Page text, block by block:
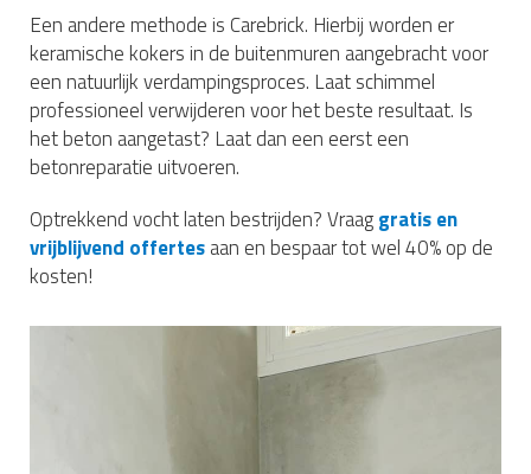
Een andere methode is Carebrick. Hierbij worden er
keramische kokers in de buitenmuren aangebracht voor
een natuurlijk verdampingsproces. Laat schimmel
professioneel verwijderen voor het beste resultaat. Is
het beton aangetast? Laat dan een eerst een
betonreparatie uitvoeren.
Optrekkend vocht laten bestrijden? Vraaggratis en
vrijblijvend offertesaan en bespaar tot wel 40% op de
kosten!